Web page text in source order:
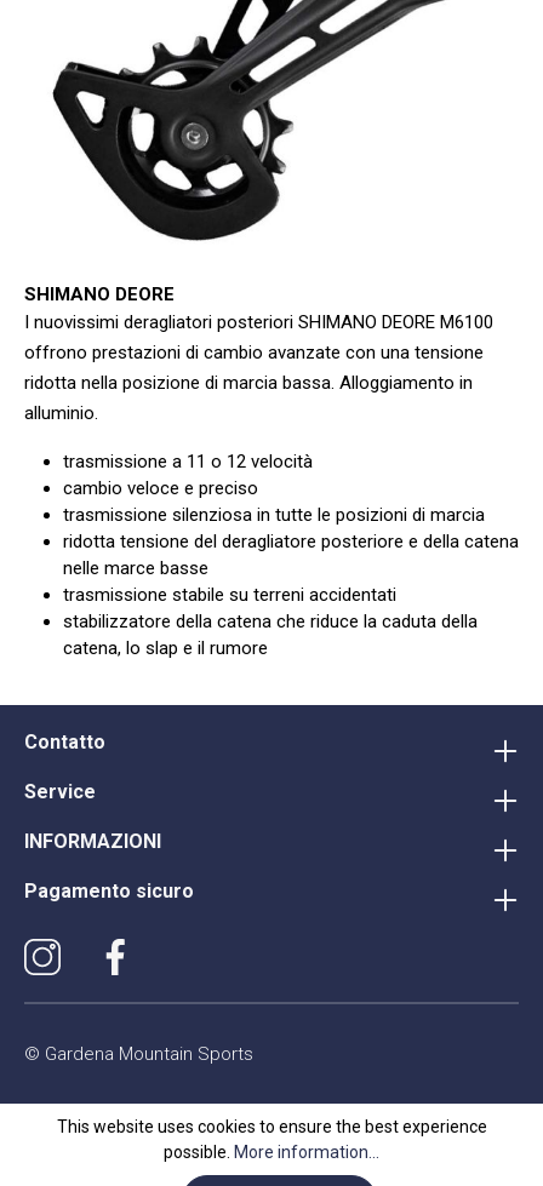
SHIMANO DEORE
I nuovissimi deragliatori posteriori SHIMANO DEORE M6100
offrono prestazioni di cambio avanzate con una tensione
ridotta nella posizione di marcia bassa. Alloggiamento in
alluminio.
trasmissione a 11 o 12 velocità
cambio veloce e preciso
trasmissione silenziosa in tutte le posizioni di marcia
ridotta tensione del deragliatore posteriore e della catena
nelle marce basse
trasmissione stabile su terreni accidentati
stabilizzatore della catena che riduce la caduta della
catena, lo slap e il rumore
Contatto
Service
INFORMAZIONI
Pagamento sicuro
© Gardena Mountain Sports
This website uses cookies to ensure the best experience
possible. More information...